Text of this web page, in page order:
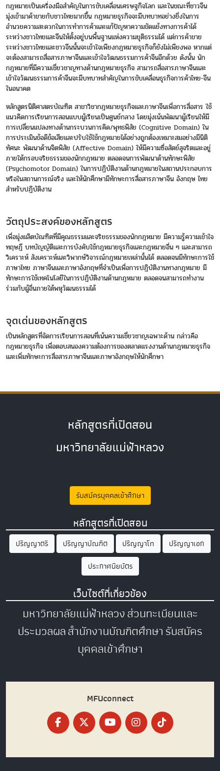
กฎหมายเป็นเครื่องมือสำคัญในการขับเคลื่อนเศรษฐกิจโลก และในขณะที่ชาวจีน
มุ่งเข้ามาค้าขายกับชาวไทยมากขึ้น กฎหมายธุรกิจจะมีบทบาทอย่างยิ่งในการ
อำนวยความสะดวกในการทำการค้าและแก้ปัญหาความขัดแย้งทางการค้าได้
ระหว่างชาวไทยและจีนให้ตั้งอยู่บนพื้นฐานแห่งความยุติธรรมได้ แต่การค้าขาย
ระหว่างชาวไทยและชาวจีนนั้นจะเข้าใจเพียงกฎหมายธุรกิจก็ยังไม่เพียงพอ หากแต่
จะต้องสามารถสื่อสารภาษาจีนและเข้าใจวัฒนธรรมการค้าจีนอีกด้วย ดังนั้น นัก
กฎหมายที่มีความเชี่ยวชาญทางด้านกฎหมายธุรกิจ สามารถสื่อสารภาษาจีนและ
เข้าใจวัฒนธรรมการค้าจีนจะมีบทบาทสำคัญในการขับเคลื่อนธุรกิจการค้าไทย-จีน
ในอนาคต
หลักสูตรนิติศาสตรบัณฑิต สาขาวิชากฎหมายธุรกิจและภาษาจีนเพื่อการสื่อสาร ใช้
แนวคิดการเรียนการสอนแบบผู้เรียนเป็นศูนย์กลาง โดยมุ่งเน้นพัฒนาผู้เรียนให้มี
การเปลี่ยนแปลงทางด้านกระบวนการคิด/พุทธพิสัย (Cognitive Domain) ใน
การประเมินข้อดีข้อเสียและปรับใช้ใช้กฎหมายได้อย่างถูกต้องเหมาะสมอย่างมีนิติ
ทัศนะ พัฒนาด้านจิตพิสัย (Affective Domain) ให้มีความซื่อสัตย์สุจริตและอยู่
ภายใต้กรอบจริยธรรมของนักกฎหมาย ตลอดจนการพัฒนาด้านทักษะพิสัย
(Psychomotor Domain) ในการปฏิบัติงานด้านกฎหมายในสถานประกอบการ
หรือในสถานการณ์จริง และให้นักศึกษามีทักษะการสื่อสารภาษาจีน อังกฤษ ไทย
สำหรับปฏิบัติงาน
วัตถุประสงค์ของหลักสูตร
เพื่อมุ่งผลิตบัณฑิตที่มีคุณธรรมและจริยธรรมของนักกฎหมาย มีความรู้ความเข้าใจ
ทฤษฎี บทบัญญัติและการบังคับใช้กฎหมายธุรกิจและกฎหมายอื่น ๆ และสามารถ
วิเคราะห์ สังเคราะห์และวิพากษ์วิจารณ์กฎหมายเหล่านั้นได้ ตลอดจนมีทักษะการใช้
ภาษาไทย ภาษาจีนและภาษาอังกฤษที่จำเป็นเพื่อการปฏิบัติงานทางกฎหมาย มี
ทักษะการใช้เทคโนโลยีในการปฏิบัติงานด้านกฎหมาย ตลอดจนสามารถทำงาน
ร่วมกับผู้อื่นภายใต้พหุวัฒนธรรมได้
จุดเด่นของหลักสูตร
เป็นหลักสูตรที่จัดการเรียนการสอนที่เน้นความเชี่ยวชาญเฉพาะด้าน กล่าวคือ
กฎหมายธุรกิจ เพื่อตอบสนองความต้องการของตลาดแรงงานด้านกฎหมายธุรกิจ
และเพิ่มทักษะการสื่อสารภาษาจีนและภาษาอังกฤษให้นักศึกษา
หลักสูตรที่เปิดสอน
มหาวิทยาลัยแม่ฟ้าหลวง
รับสมัครบุคคลเข้าศึกษา
หลักสูตรที่เปิดสอน
ปริญญาตรี ปริญญาบัณฑิต ปริญญาโท
ปริญญาเอก
ประกาศนียบัตร
เว็บไซต์ที่เกี่ยวข้อง
มหาวิทยาลัยแม่ฟ้าหลวงส่วนทะเบียนและ
ประมวลผลสำนักงานบัณฑิตศึกษารับสมัคร
บุคคลเข้าศึกษา
MFUconnect